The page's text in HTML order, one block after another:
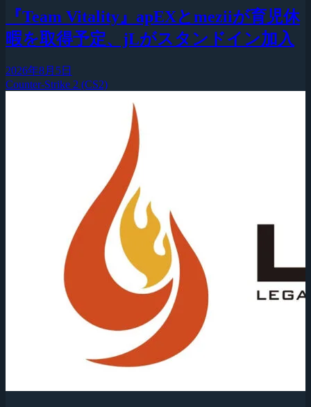
『Team Vitality』apEXとmeziiが育児休
暇を取得予定、jLがスタンドイン加入
2026年8月5日
Counter-Strike 2 (CS2)